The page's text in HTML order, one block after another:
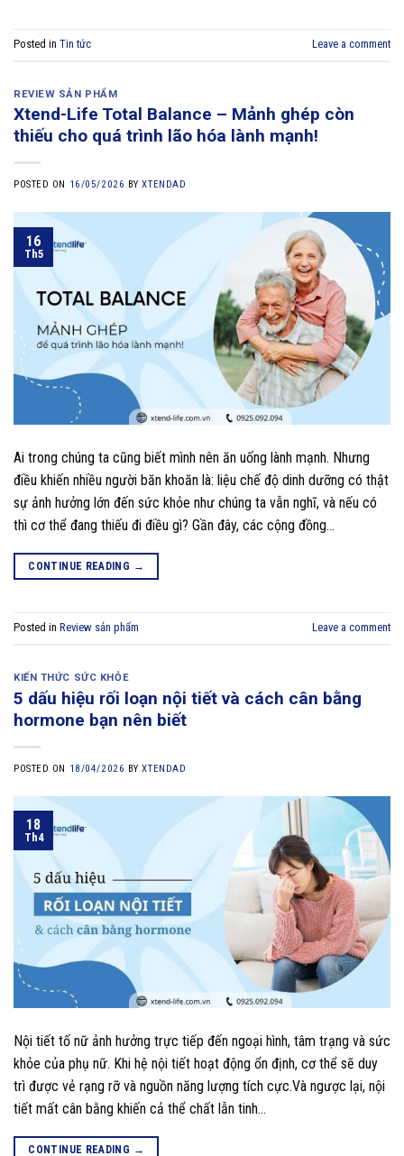
Posted in Tin tức Leave a comment
REVIEW SẢN PHẨM
Xtend-Life Total Balance – Mảnh ghép còn
thiếu cho quá trình lão hóa lành mạnh!
POSTED ON 16/05/2026 BYXTENDAD
16
Th5
Ai trong chúng ta cũng biết mình nên ăn uống lành mạnh. Nhưng
điều khiến nhiều người băn khoăn là: liệu chế độ dinh dưỡng có thật
sự ảnh hưởng lớn đến sức khỏe như chúng ta vẫn nghĩ, và nếu có
thì cơ thể đang thiếu đi điều gì? Gần đây, các cộng đồng…
CONTINUE READING →
Posted in Review sản phẩm Leave a comment
KIẾN THỨC SỨC KHỎE
5 dấu hiệu rối loạn nội tiết và cách cân bằng
hormone bạn nên biết
POSTED ON 18/04/2026 BYXTENDAD
18
Th4
Nội tiết tố nữ ảnh hưởng trực tiếp đến ngoại hình, tâm trạng và sức
khỏe của phụ nữ. Khi hệ nội tiết hoạt động ổn định, cơ thể sẽ duy
trì được vẻ rạng rỡ và nguồn năng lượng tích cực.Và ngược lại, nội
tiết mất cân bằng khiến cả thể chất lẫn tinh…
CONTINUE READING →